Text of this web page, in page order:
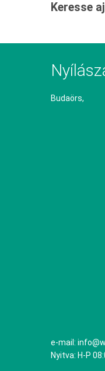
Keresse
Budaörs,
e-mail:
Nyitva: H-P